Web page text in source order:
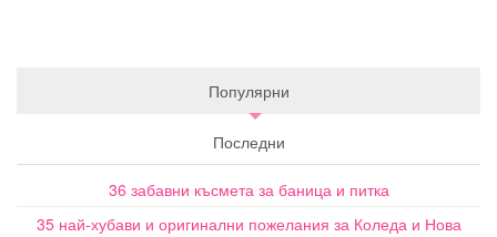
Популярни
Последни
36 забавни късмета за баница и питка
35 най-хубави и оригинални пожелания за Коледа и Нова